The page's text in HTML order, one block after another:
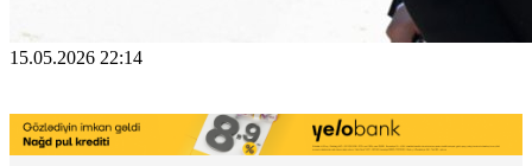
15.05.2026 22:14